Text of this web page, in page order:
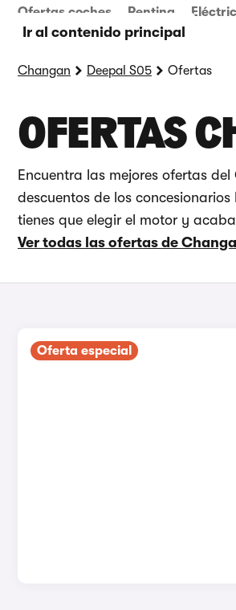
Ir al contenido principal
Ofertas coches Renting
Changan Deepal S05 Ofertas
OFERTAS
Encuentra las mejores ofertas
descuentos de los
tienes que elegir el motor y
Ver todas las ofertas de
Oferta especial